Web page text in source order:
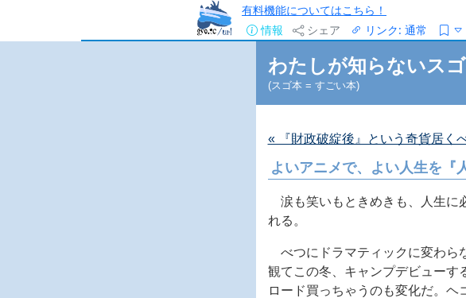
有料機能についてはこちら！
情報
シェア リンク: 通常